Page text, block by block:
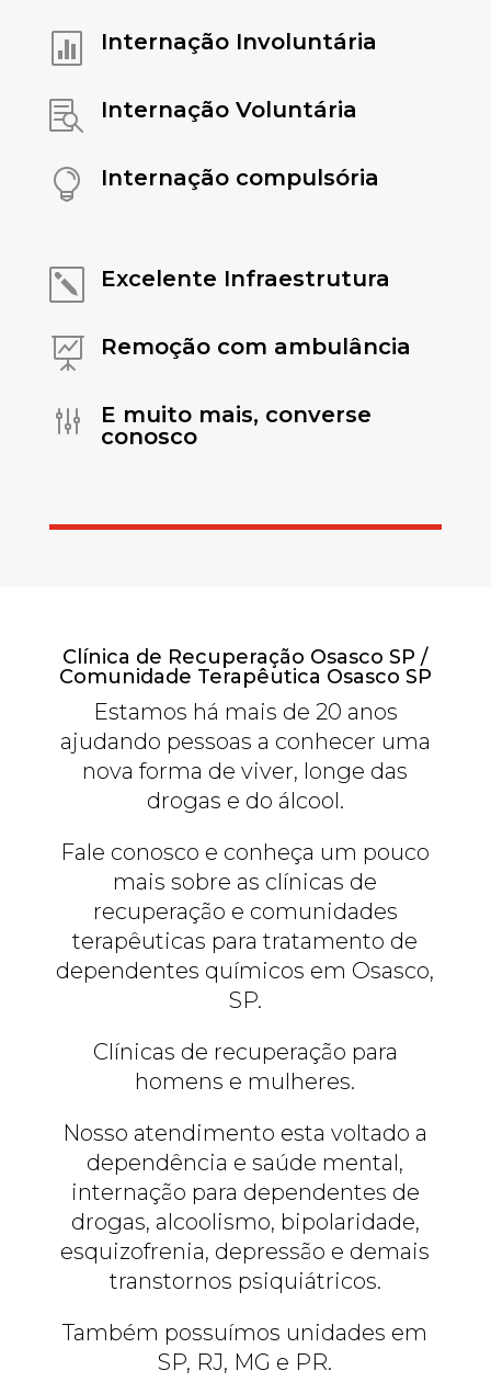
 Internação Involuntária
 Internação Voluntária
 Internação compulsória
k Excelente Infraestrutura
 Remoção com ambulância
g
E muito mais, converse
conosco
Clínica de Recuperação Osasco SP /
Comunidade Terapêutica Osasco SP
Estamos há mais de 20 anos
ajudando pessoas a conhecer uma
nova forma de viver, longe das
drogas e do álcool.
Fale conosco e conheça um pouco
mais sobre as clínicas de
recuperação e comunidades
terapêuticas para tratamento de
dependentes químicos em Osasco,
SP.
Clínicas de recuperação para
homens e mulheres.
Nosso atendimento esta voltado a
dependência e saúde mental,
internação para dependentes de
drogas, alcoolismo, bipolaridade,
esquizofrenia, depressão e demais
transtornos psiquiátricos.
Também possuímos unidades em
SP, RJ, MG e PR.